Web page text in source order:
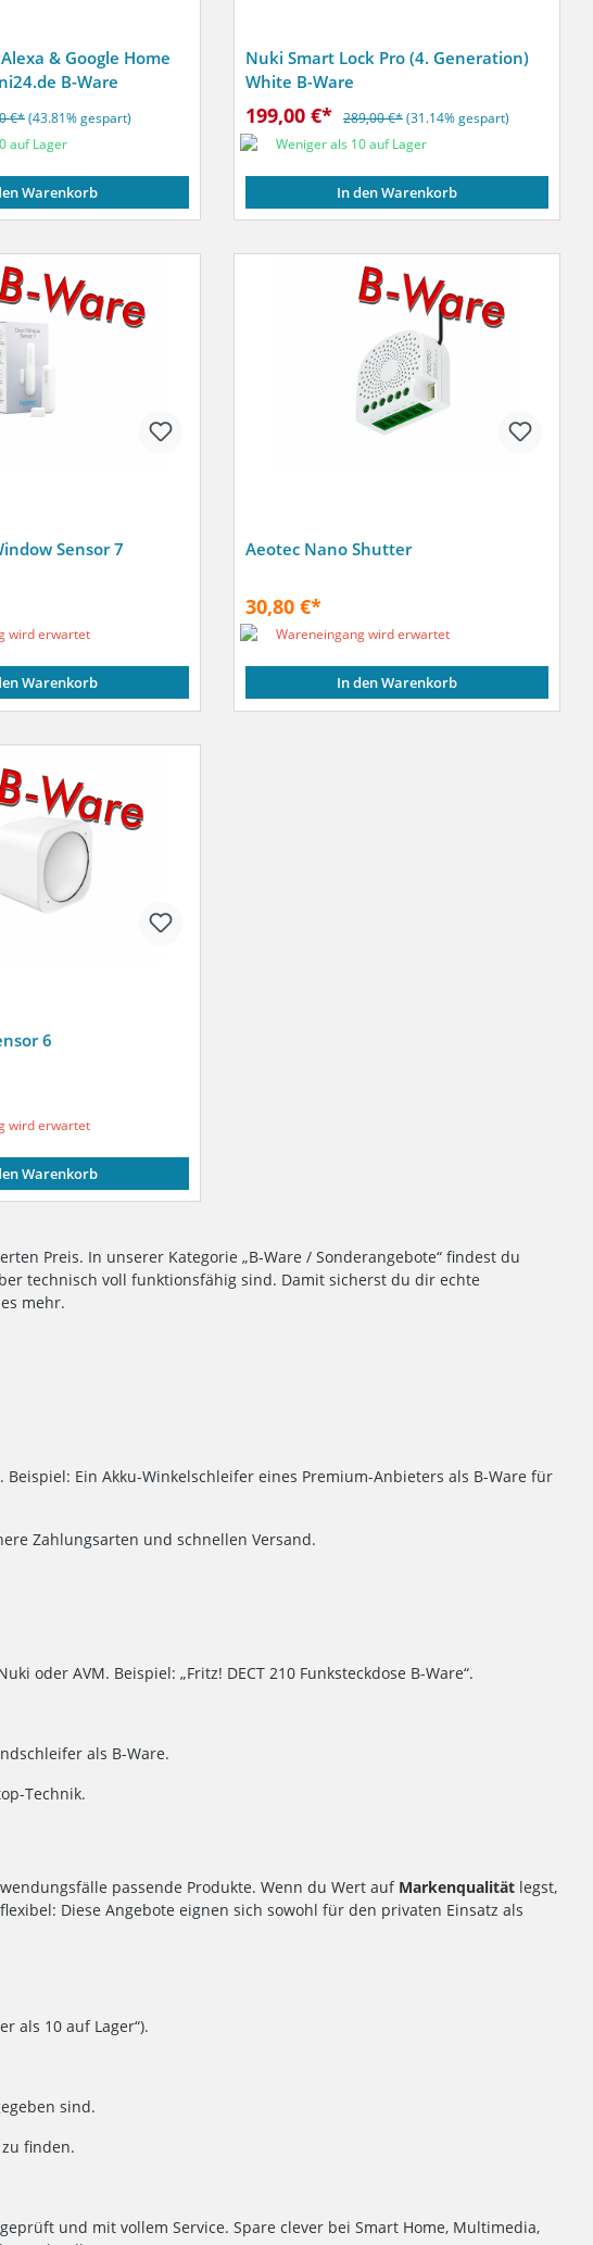
& Google Home
B-Ware
€*(43.81% gespart)
auf Lager
Warenkorb
Nuki Smart Lock Pro (4. Generation)
White B-Ware
199,00 €* 289,00 €*(31.14% gespart)
Weniger als 10 auf Lager
In den Warenkorb
Sensor 7
wird erwartet
Warenkorb
Aeotec Nano Shutter
30,80 €*
Wareneingang wird erwartet
In den Warenkorb
6
wird erwartet
Warenkorb
Preis. In unserer Kategorie „B-Ware / Sonderangebote“ findest du
technisch voll funktionsfähig sind. Damit sicherst du dir echte
mehr.
Ein Akku-Winkelschleifer eines Premium-Anbieters als B-Ware für
Zahlungsarten und schnellen Versand.
oder AVM. Beispiel: „Fritz! DECT 210 Funksteckdose B-Ware“.
als B-Ware.
Technik.
passende Produkte. Wenn du Wert auf Markenqualität legst,
Diese Angebote eignen sich sowohl für den privaten Einsatz als
als 10 auf Lager“).
sind.
finden.
und mit vollem Service. Spare clever bei Smart Home, Multimedia,